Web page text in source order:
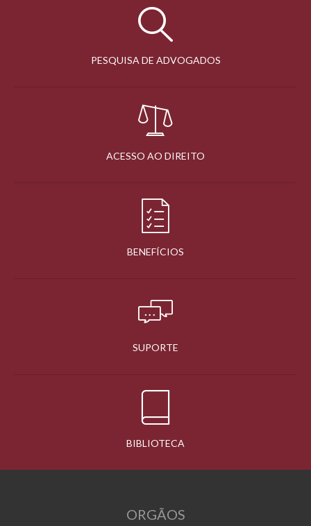
PESQUISA DE ADVOGADOS
ACESSO AO DIREITO
BENEFÍCIOS
SUPORTE
BIBLIOTECA
ORGÃOS